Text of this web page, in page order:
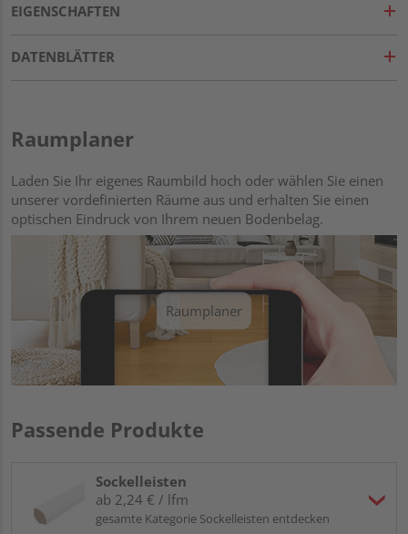
EIGENSCHAFTEN
DATENBLÄTTER
Raumplaner
Laden Sie Ihr eigenes Raumbild hoch oder wählen Sie einen
unserer vordefinierten Räume aus und erhalten Sie einen
optischen Eindruck von Ihrem neuen Bodenbelag.
Raumplaner
Passende Produkte
Sockelleisten
ab 2,24 € / lfm
gesamte Kategorie Sockelleisten entdecken